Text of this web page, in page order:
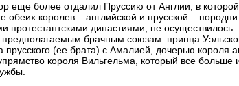
еще более отдалил Пруссию от Англии, в
обеих королев – английской и прусской –
протестантскими династиями, не
предполагаемым брачным союзам: принца
прусского (ее брата) с Амалией, дочерью короля
короля Вильгельма, который все